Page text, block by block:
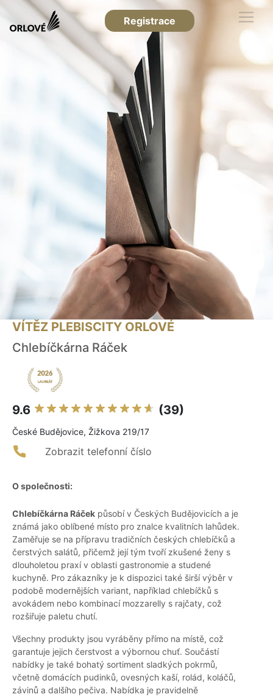
Registrace
VÍTĚZ PLEBISCITY ORLOVÉ
Chlebíčkárna Ráček
9.6 (39)
České Budějovice, Žižkova 219/17
Zobrazit telefonní číslo
O společnosti:
Chlebíčkárna Ráček působí v Českých Budějovicích a je
známá jako oblíbené místo pro znalce kvalitních lahůdek.
Zaměřuje se na přípravu tradičních českých chlebíčků a
čerstvých salátů, přičemž její tým tvoří zkušené ženy s
dlouholetou praxí v oblasti gastronomie a studené
kuchyně. Pro zákazníky je k dispozici také širší výběr v
podobě modernějších variant, například chlebíčků s
avokádem nebo kombinací mozzarelly s rajčaty, což
rozšiřuje paletu chutí.
Všechny produkty jsou vyráběny přímo na místě, což
garantuje jejich čerstvost a výbornou chuť. Součástí
nabídky je také bohatý sortiment sladkých pokrmů,
včetně domácích pudinků, ovesných kaší, rolád, koláčů,
závinů a dalšího pečiva. Nabídka je pravidelně